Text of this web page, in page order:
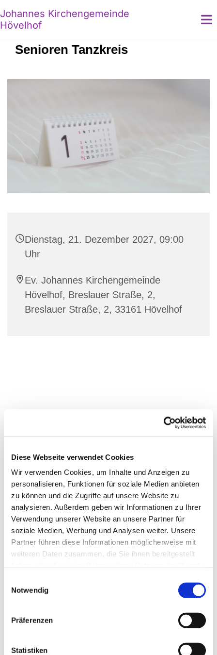
Diese Webseite verwendet Cookies
Wir verwenden Cookies, um Inhalte und Anzeigen zu
personalisieren, Funktionen für soziale Medien anbieten
zu können und die Zugriffe auf unsere Website zu
analysieren. Außerdem geben wir Informationen zu Ihrer
Verwendung unserer Website an unsere Partner für
soziale Medien, Werbung und Analysen weiter. Unsere
Partner führen diese Informationen möglicherweise mit
weiteren Daten zusammen, die Sie ihnen bereitgestellt
Notwendig
Präferenzen
Statistiken
Johannes Kirchengemeinde
Hövelhof
Senioren Tanzkreis
Dienstag, 21. Dezember 2027, 09:00
Uhr
Ev. Johannes Kirchengemeinde
Hövelhof, Breslauer Straße, 2,
Breslauer Straße, 2, 33161 Hövelhof
Dies könnte Sie auch
interessieren